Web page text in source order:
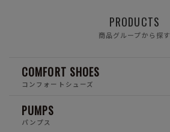
PRODUCTS
商品グループから探す
COMFORT SHOES
コンフォートシューズ
PUMPS
パンプス